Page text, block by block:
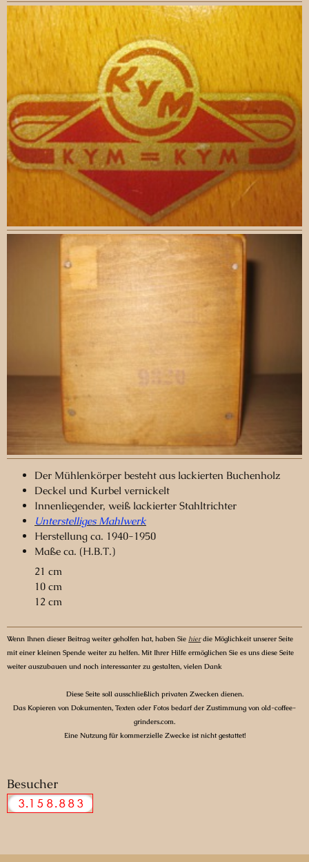
Der Mühlenkörper besteht aus lackierten Buchenholz
Deckel und Kurbel vernickelt
Innenliegender, weiß lackierter Stahltrichter
Unterstelliges Mahlwerk
Herstellung ca. 1940-1950
Maße ca. (H.B.T.)
21 cm
10 cm
12 cm
Wenn Ihnen dieser Beitrag weiter geholfen hat, haben Sie hierdie Möglichkeit unserer Seite
mit einer kleinen Spende weiter zu helfen. Mit Ihrer Hilfe ermöglichen Sie es uns diese Seite
weiter auszubauen und noch interessanter zu gestalten, vielen Dank
Diese Seite soll ausschließlich privaten Zwecken dienen.
Das Kopieren von Dokumenten, Texten oder Fotos bedarf der Zustimmung von old-coffee-
grinders.com.
Eine Nutzung für kommerzielle Zwecke ist nicht gestattet!
Besucher